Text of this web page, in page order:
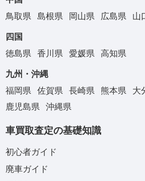
鳥取県
島根県 岡山県 広島県 山
四国
徳島県
香川県 愛媛県 高知県
九州・沖縄
福岡県
佐賀県 長崎県 熊本県 大
鹿児島県
沖縄県
車買取査定の基礎知識
初心者ガイド
廃車ガイド